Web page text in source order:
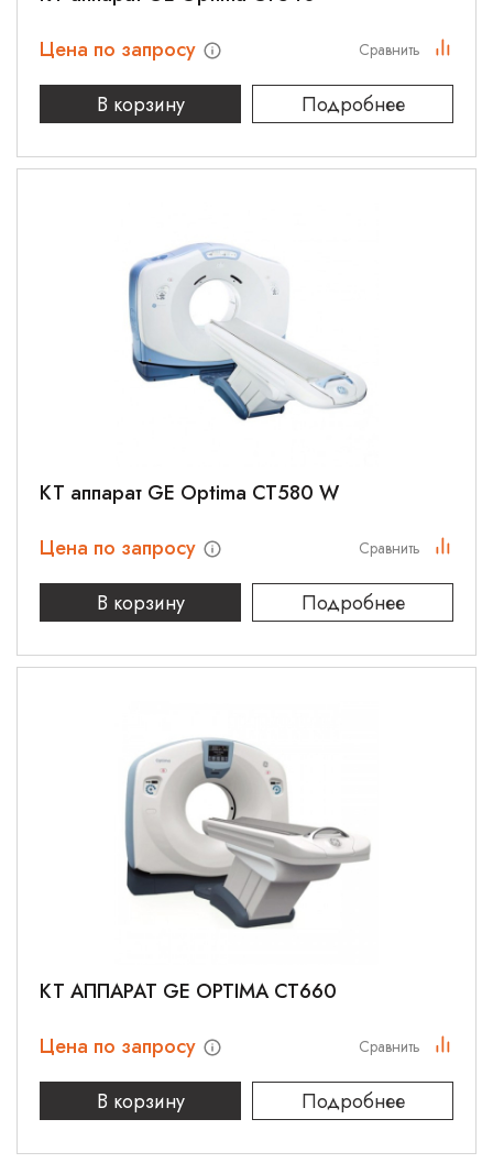
Цена по запросу
В корзину
Подробнее
Сравнить
КТ аппарат GE Optima CT580 W
Цена по запросу
В корзину
Подробнее
Сравнить
КТ АППАРАТ GE OPTIMA CT660
Цена по запросу
В корзину
Подробнее
Сравнить